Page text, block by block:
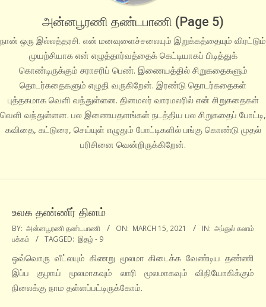
அன்னபூரணி தண்டபாணி (Page 5)
நான் ஒரு இல்லத்தரசி. என் மனவுளைச்சலையும் இறுக்கத்தையும் விரட்டும்
முயற்சியாக என் எழுத்தார்வத்தைக் கெட்டியாகப் பிடித்துக்
கொண்டிருக்கும் சராசரிப் பெண். இணையத்தில் சிறுகதைகளும்
தொடர்கதைகளும் எழுதி வருகிறேன். இரண்டு தொடர்கதைகள்
புத்தகமாக வெளி வந்துள்ளன. தினமலர் வாரமலரில் என் சிறுகதைகள்
வெளி வந்துள்ளன. பல இணையதளங்கள் நடத்திய பல சிறுகதைப் போட்டி,
கவிதை, கட்டுரை, செய்யுள் எழுதும் போட்டிகளில் பங்கு கொண்டு முதல்
பரிசினை வென்றிருக்கிறேன்.
உலக தண்ணீர் தினம்
2021-
03-
15
BY: அன்னபூரணி தண்டபாணி ON: MARCH 15, 2021 IN: அப்துல் கலாம்
பக்கம்
TAGGED: இதழ் - 9
ஒவ்வொரு வீட்லயும் கிணறு மூலமா கிடைக்க வேண்டிய தண்ணி
இப்ப குழாய் மூலமாகவும் லாரி மூலமாகவும் விநியோகிக்கும்
நிலைக்கு நாம தள்ளப்பட்டிருக்கோம்.